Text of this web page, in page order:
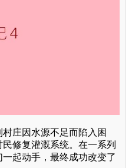
庄因水源不足而陷入困
修复灌溉系统。在一系列
起动手，最终成功改变了